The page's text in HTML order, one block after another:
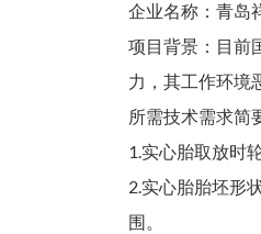
企业名称：青岛
项目背景：目前
力，其工作环境
所需技术需求简
1.实心胎取放时
2.实心胎胎坯形
围。